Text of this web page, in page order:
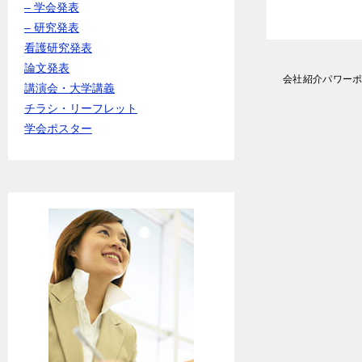
会社紹介パワー
– 学会発表
– 研究発表
看護研究発表
論文発表
講演会・大学講義
チラシ・リーフレット
学会ポスター